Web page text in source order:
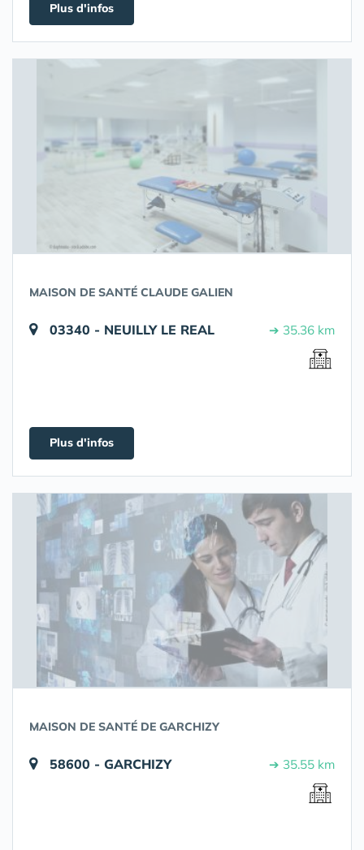
Plus d'infos
MAISON DE SANTÉ CLAUDE GALIEN
03340 - NEUILLY LE REAL ➔ 35.36 km
Plus d'infos
MAISON DE SANTÉ DE GARCHIZY
58600 - GARCHIZY ➔ 35.55 km